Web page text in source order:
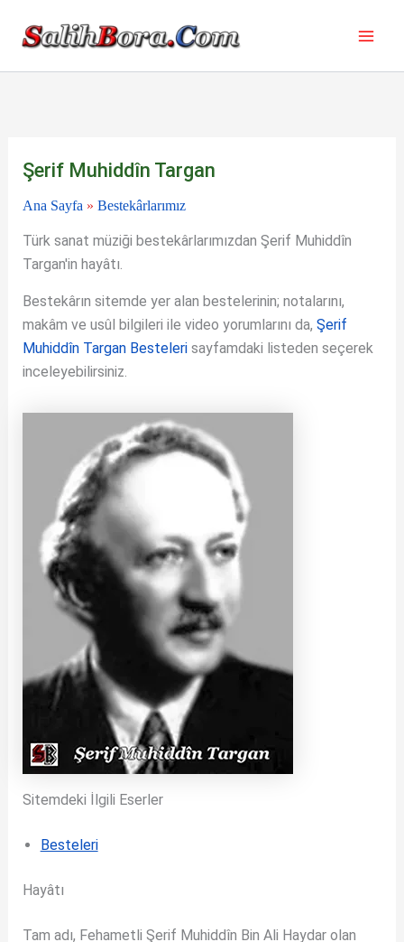
Şerif Muhiddîn Targan
Ana Sayfa » Bestekârlarımız
Türk sanat müziği bestekârlarımızdan Şerif Muhiddîn
Targan'in hayâtı.
Bestekârın sitemde yer alan bestelerinin; notalarını,
makâm ve usûl bilgileri ile video yorumlarını da, Şerif
Muhiddîn Targan Bestelerisayfamdaki listeden seçerek
inceleyebilirsiniz.
Sitemdeki İlgili Eserler
Besteleri
Hayâtı
Tam adı, Fehametli Şerif Muhiddîn Bin Ali Haydar olan